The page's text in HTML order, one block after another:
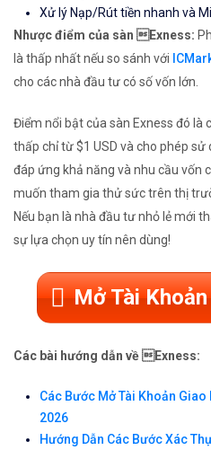
Xử lý Nạp/Rút tiền nhanh và
Nhược điểm của sàn Exness:
là thấp nhất nếu so sánh với
cho các nhà đầu tư có số vốn lớn.
Điểm nổi bật của sàn Exness đó là
thấp chỉ từ $1 USD và cho phép sử
đáp ứng khả năng và nhu cầu vốn
muốn tham gia thử sức trên thị
Nếu bạn là nhà đầu tư nhỏ lẻ mới
sự lựa chọn uy tín nên dùng!
Mở Tài
Các bài hướng dẫn về Exness:
Các Bước Mở Tài Khoản
2026
Hướng Dẫn Các Bước Xác